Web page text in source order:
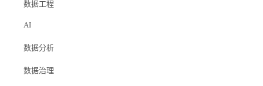
数据工程
AI
数据分析
数据治理
PRO 会员专属